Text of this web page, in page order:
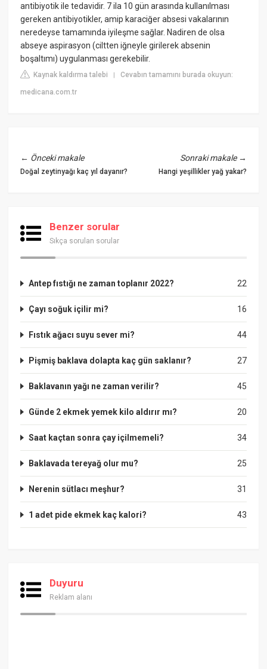
antibiyotik ile tedavidir. 7 ila 10 gün arasında kullanılması
gereken antibiyotikler, amip karaciğer absesi vakalarının
neredeyse tamamında iyileşme sağlar. Nadiren de olsa
abseye aspirasyon (ciltten iğneyle girilerek absenin
boşaltımı) uygulanması gerekebilir.
Kaynak kaldırma talebi |Cevabın tamamını burada okuyun:
medicana.com.tr
← Önceki makale
Doğal zeytinyağı kaç yıl dayanır?
Sonraki makale→
Hangi yeşillikler yağ yakar?
Benzer sorular
Sıkça sorulan sorular
22
Antep fıstığı ne zaman toplanır 2022?
16
Çayı soğuk içilir mi?
44
Fıstık ağacı suyu sever mi?
27
Pişmiş baklava dolapta kaç gün saklanır?
45
Baklavanın yağı ne zaman verilir?
20
Günde 2 ekmek yemek kilo aldırır mı?
34
Saat kaçtan sonra çay içilmemeli?
25
Baklavada tereyağ olur mu?
31
Nerenin sütlacı meşhur?
43
1 adet pide ekmek kaç kalori?
Duyuru
Reklam alanı